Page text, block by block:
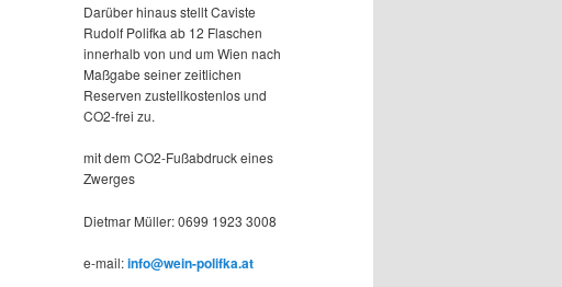
Darüber hinaus stellt Caviste
Rudolf Polifka ab 12 Flaschen
innerhalb von und um Wien nach
Maßgabe seiner zeitlichen
Reserven zustellkostenlos und
CO2-frei zu.
mit dem CO2-Fußabdruck eines
Zwerges
Dietmar Müller: 0699 1923 3008
e-mail:info@wein-polifka.at